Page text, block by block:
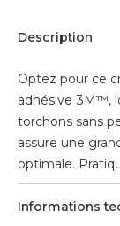
Description
Optez pour ce
adhésive 3M™,
torchons sans
assure une
optimale.
Informations